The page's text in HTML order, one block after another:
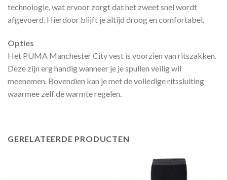
technologie, wat ervoor zorgt dat het zweet snel wordt
afgevoerd. Hierdoor blijft je altijd droog en comfortabel.
Opties
Het PUMA Manchester City vest is voorzien van ritszakken.
Deze zijn erg handig wanneer je je spullen veilig wil
meenemen. Bovendien kan je met de volledige ritssluiting
waarmee zelf de warmte regelen.
GERELATEERDE PRODUCTEN